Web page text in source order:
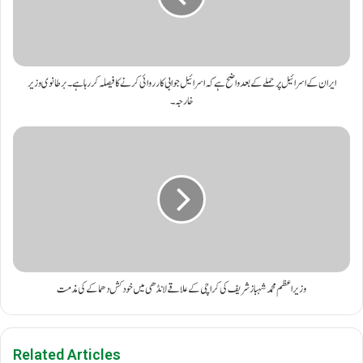
ایران کے اسرائیل پر حملے کے بعد واضح ہے کہ اسرائیل جوابی کارروائی کرنے کا فیصلہ کر رہا ہے۔برطانوی وزیر
خارجہ۔
وزیراعظم محمد شہباز شریف کی کراچی کے علاقے لانڈھی میں خودکش دھماکے کی مذمت
Related Articles